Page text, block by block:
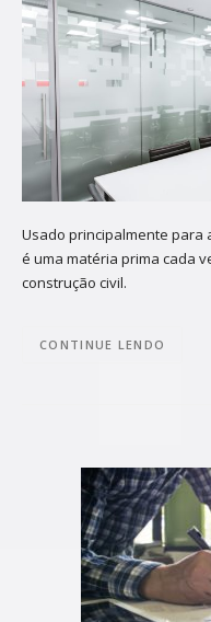
Usado principalmente para
é uma matéria prima cada
construção civil.
CONTINUE LENDO